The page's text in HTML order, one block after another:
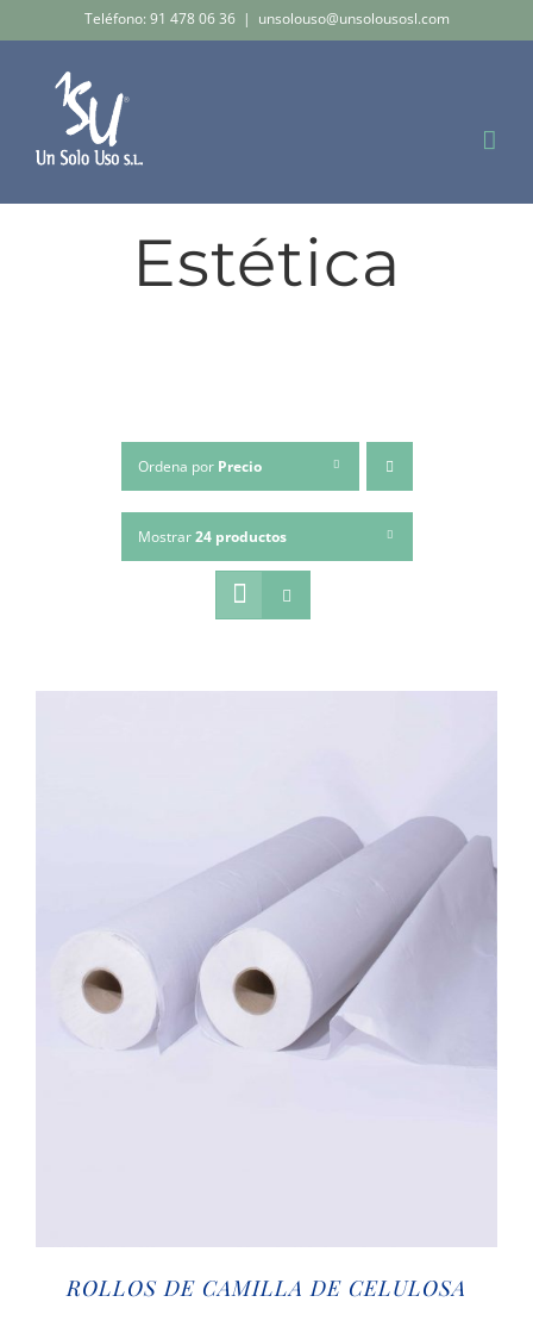
contenido
Teléfono: 91 478 06 36 | unsolouso@unsolousosl.com
Estética
Ordena por Precio
Mostrar24 productos
ROLLOS DE CAMILLA DE CELULOSA